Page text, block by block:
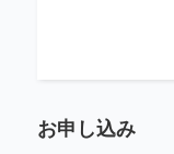
お申し込み